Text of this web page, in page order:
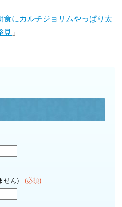
にカルチジョリムやっぱり太
見 」
せん） (必須)